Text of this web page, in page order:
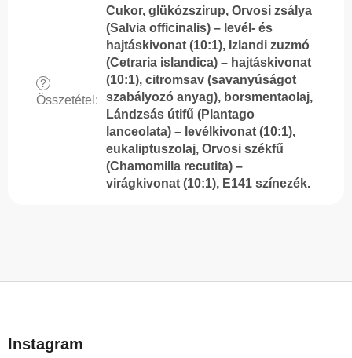
?
Összetétel :
Cukor, glükózszirup, Orvosi zsálya
(Salvia officinalis) – levél- és
hajtáskivonat (10:1), Izlandi zuzmó
(Cetraria islandica) – hajtáskivonat
(10:1), citromsav (savanyúságot
szabályozó anyag), borsmentaolaj,
Lándzsás útifű (Plantago
lanceolata) – levélkivonat (10:1),
eukaliptuszolaj, Orvosi székfű
(Chamomilla recutita) –
virágkivonat (10:1), E141 színezék.
bInstagram